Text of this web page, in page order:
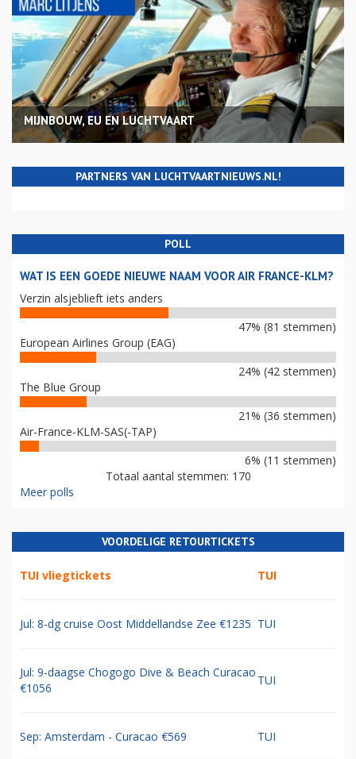
MIJNBOUW, EU EN LUCHTVAART
PARTNERS VAN LUCHTVAARTNIEUWS.NL!
POLL
WAT IS EEN GOEDE NIEUWE NAAM VOOR AIR FRANCE-KLM?
Verzin alsjeblieft iets anders
47% (81 stemmen)
European Airlines Group (EAG)
24% (42 stemmen)
The Blue Group
21% (36 stemmen)
Air-France-KLM-SAS(-TAP)
6% (11 stemmen)
Totaal aantal stemmen: 170
Meer polls
VOORDELIGE RETOURTICKETS
TUI vliegtickets TUI
Jul: 8-dg cruise Oost Middellandse Zee €1235 TUI
Jul: 9-daagse Chogogo Dive & Beach Curacao
€1056
TUI
Sep: Amsterdam - Curacao €569 TUI